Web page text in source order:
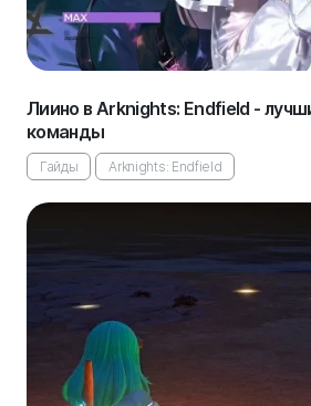
Лиино в Arknights: Endfield -
команды
Гайды Arknights: Endfield